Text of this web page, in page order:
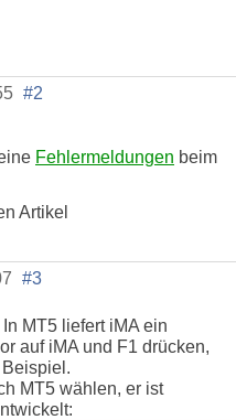
#2
Fehlermeldungen beim
Artikel
#3
MT5 liefert iMA ein
auf iMA und F1 drücken,
MT5 wählen, er ist